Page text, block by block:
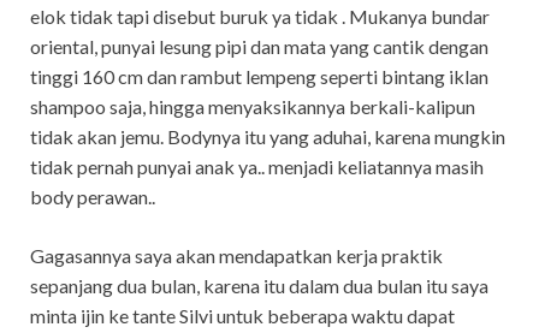
elok tidak tapi disebut buruk ya tidak . Mukanya bundar
oriental, punyai lesung pipi dan mata yang cantik dengan
tinggi 160 cm dan rambut lempeng seperti bintang iklan
shampoo saja, hingga menyaksikannya berkali-kalipun
tidak akan jemu. Bodynya itu yang aduhai, karena mungkin
tidak pernah punyai anak ya.. menjadi keliatannya masih
body perawan..
Gagasannya saya akan mendapatkan kerja praktik
sepanjang dua bulan, karena itu dalam dua bulan itu saya
minta ijin ke tante Silvi untuk beberapa waktu dapat